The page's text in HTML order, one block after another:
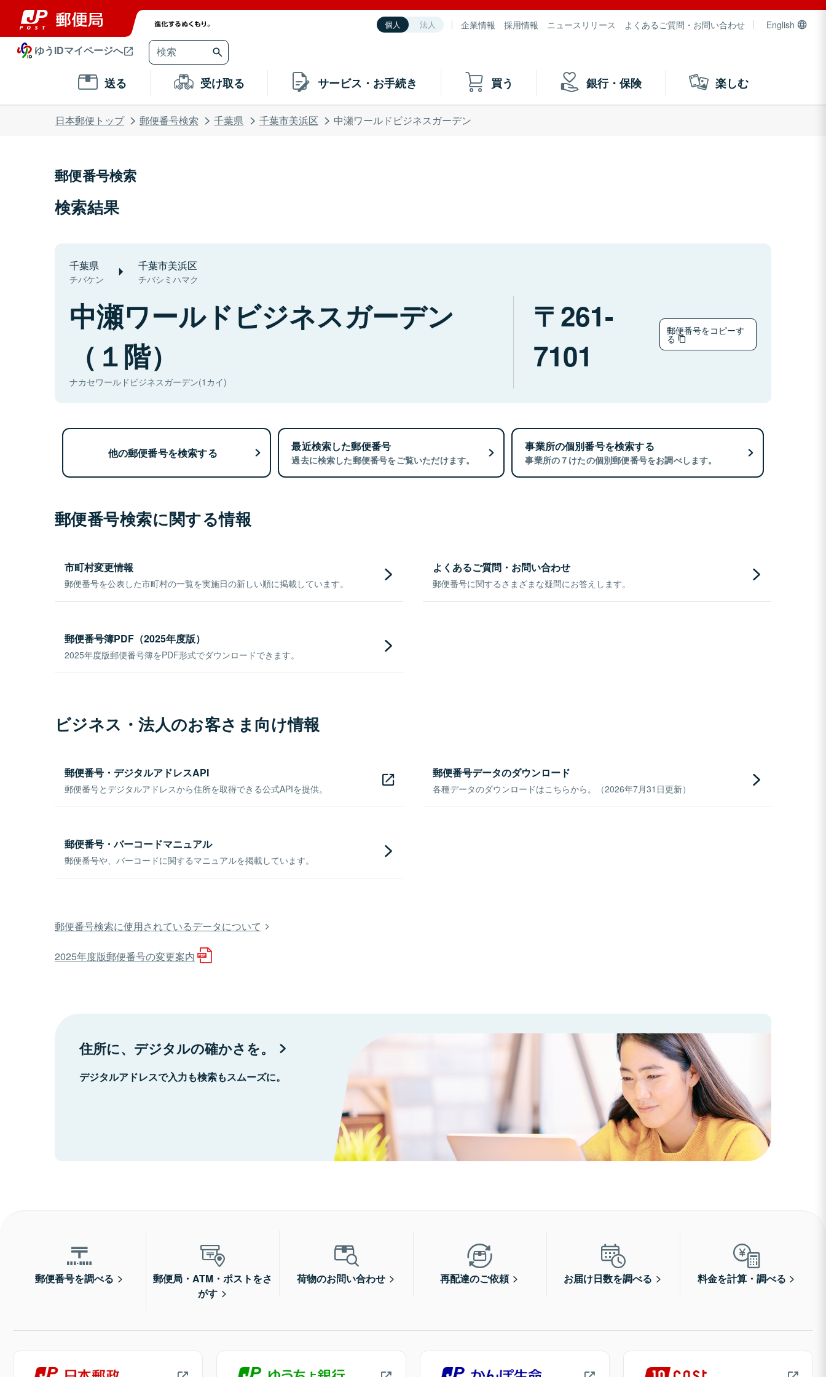
個人 法人 企業情報 採用情報 ニュースリリース よくあるご質問・お問い合わせ English
ゆうIDマイページへ
送る 受け取る サービス・お手続き 買う 銀行・保険 楽しむ
日本郵便トップ 郵便番号検索 千葉県 千葉市美浜区 中瀬ワールドビジネスガーデン
郵便番号検索
検索結果
千葉県
チバケン
千葉市美浜区
チバシミハマク
中瀬ワールドビジネスガーデン
（１階）
ナカセワールドビジネスガーデン(1カイ)
261-
7101
郵便番号をコピーす
る
他の郵便番号を検索する 最近検索した郵便番号
過去に検索した郵便番号をご覧いただけます。
事業所の個別番号を検索する
事業所の７けたの個別郵便番号をお調べします。
郵便番号検索に関する情報
市町村変更情報
郵便番号を公表した市町村の一覧を実施日の新しい順に掲載しています。
よくあるご質問・お問い合わせ
郵便番号に関するさまざまな疑問にお答えします。
郵便番号簿PDF（2025年度版）
2025年度版郵便番号簿をPDF形式でダウンロードできます。
ビジネス・法人のお客さま向け情報
郵便番号・デジタルアドレスAPI
郵便番号とデジタルアドレスから住所を取得できる公式APIを提供。
郵便番号データのダウンロード
各種データのダウンロードはこちらから。（2026年7月31日更新）
郵便番号・バーコードマニュアル
郵便番号や、バーコードに関するマニュアルを掲載しています。
郵便番号検索に使用されているデータについて
2025年度版郵便番号の変更案内
住所に、デジタルの確かさを。
デジタルアドレスで入力も検索もスムーズに。
郵便番号を調べる
郵便局・ATM・ポストをさ
がす
荷物のお問い合わせ 再配達のご依頼 お届け日数を調べる 料金を計算・調べる